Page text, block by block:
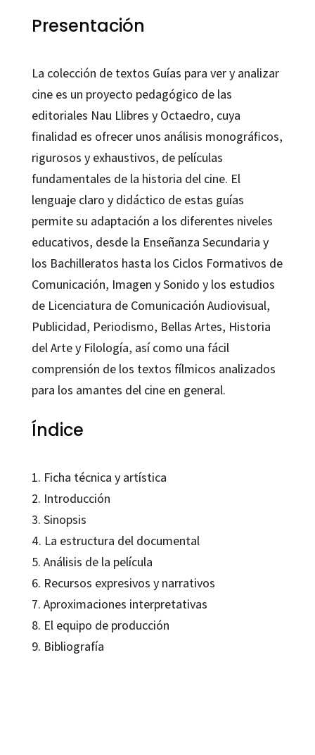
Presentación
La colección de textos Guías para ver y analizar
cine es un proyecto pedagógico de las
editoriales Nau Llibres y Octaedro, cuya
finalidad es ofrecer unos análisis monográficos,
rigurosos y exhaustivos, de películas
fundamentales de la historia del cine. El
lenguaje claro y didáctico de estas guías
permite su adaptación a los diferentes niveles
educativos, desde la Enseñanza Secundaria y
los Bachilleratos hasta los Ciclos Formativos de
Comunicación, Imagen y Sonido y los estudios
de Licenciatura de Comunicación Audiovisual,
Publicidad, Periodismo, Bellas Artes, Historia
del Arte y Filología, así como una fácil
comprensión de los textos fílmicos analizados
para los amantes del cine en general.
Índice
1. Ficha técnica y artística
2. Introducción
3. Sinopsis
4. La estructura del documental
5. Análisis de la película
6. Recursos expresivos y narrativos
7. Aproximaciones interpretativas
8. El equipo de producción
9. Bibliografía